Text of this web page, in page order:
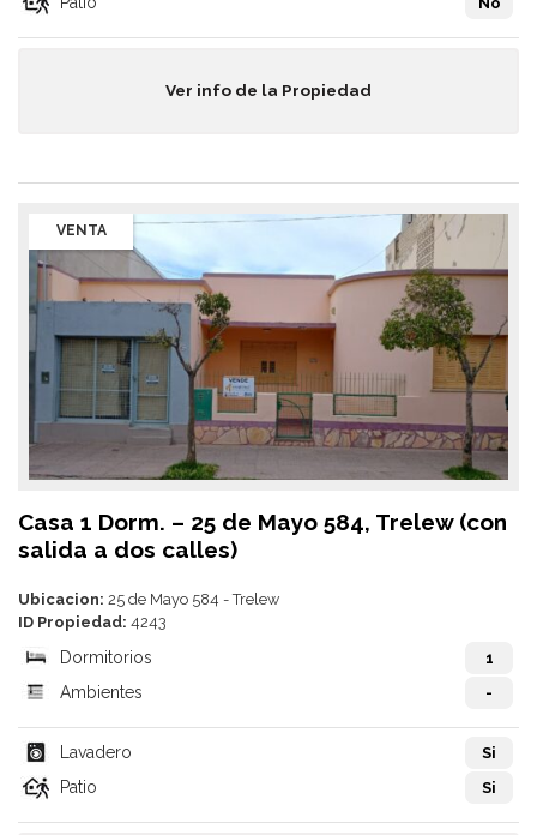
Ver info de la Propiedad
VENTA
Casa 1 Dorm. – 25 de Mayo 584, Trelew (con
salida a dos calles)
Ubicacion: 25 de Mayo 584 - Trelew
ID Propiedad: 4243
Dormitorios 1
Ambientes -
Lavadero Si
Patio Si